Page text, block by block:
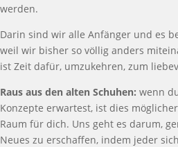
werden.
Darin sind wir alle Anfänger und es
weil wir bisher so völlig anders
ist Zeit dafür, umzukehren, zum
Raus aus den alten Schuhen: wenn
Konzepte erwartest, ist dies
Raum für dich. Uns geht es darum,
Neues zu erschaffen, indem jeder